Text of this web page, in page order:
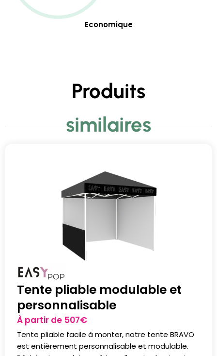
Economique
Produits
similaires
Tente pliable modulable et
personnalisable
À partir de 507€
Tente pliable facile à monter, notre tente BRAVO
est entièrement personnalisable et modulable.